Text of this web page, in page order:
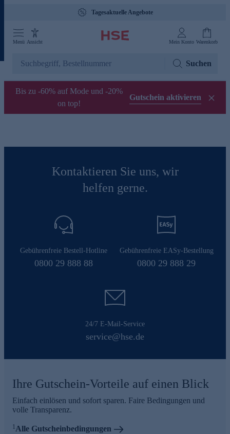
Tagesaktuelle Angebote
Menü Ansicht Mein Konto Warenkorb
Suchen
Bis zu -60% auf Mode und -20%
on top!
Gutschein aktivieren
Kontaktieren Sie uns, wir
helfen gerne.
Gebührenfreie Bestell-Hotline
0800 29 888 88
Gebührenfreie EASy-Bestellung
0800 29 888 29
24/7 E-Mail-Service
service@hse.de
Ihre Gutschein-Vorteile auf einen Blick
Einfach einlösen und sofort sparen. Faire Bedingungen und
volle Transparenz.
1Alle Gutscheinbedingungen